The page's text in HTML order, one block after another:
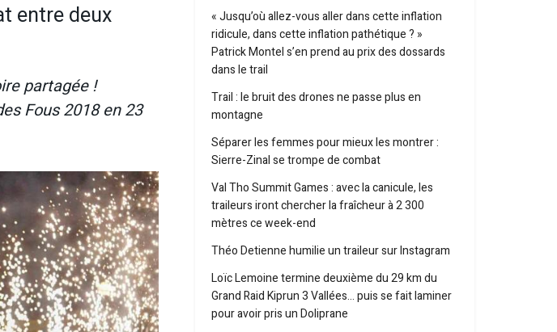
entre deux
partagée !
Fous 2018 en 23
« Jusqu’où allez-vous aller dans cette inflation
ridicule, dans cette inflation pathétique ? »
Patrick Montel s’en prend au prix des dossards
dans le trail
Trail : le bruit des drones ne passe plus en
montagne
Séparer les femmes pour mieux les montrer :
Sierre-Zinal se trompe de combat
Val Tho Summit Games : avec la canicule, les
traileurs iront chercher la fraîcheur à 2 300
mètres ce week-end
Théo Detienne humilie un traileur sur Instagram
Loïc Lemoine termine deuxième du 29 km du
Grand Raid Kiprun 3 Vallées… puis se fait laminer
pour avoir pris un Doliprane